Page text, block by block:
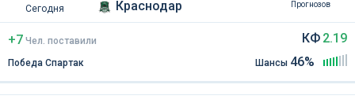
Сегодня
Краснодар
Прогнозов
+7 Чел. поставили
Победа Спартак
КФ 2.19
Шансы 46%